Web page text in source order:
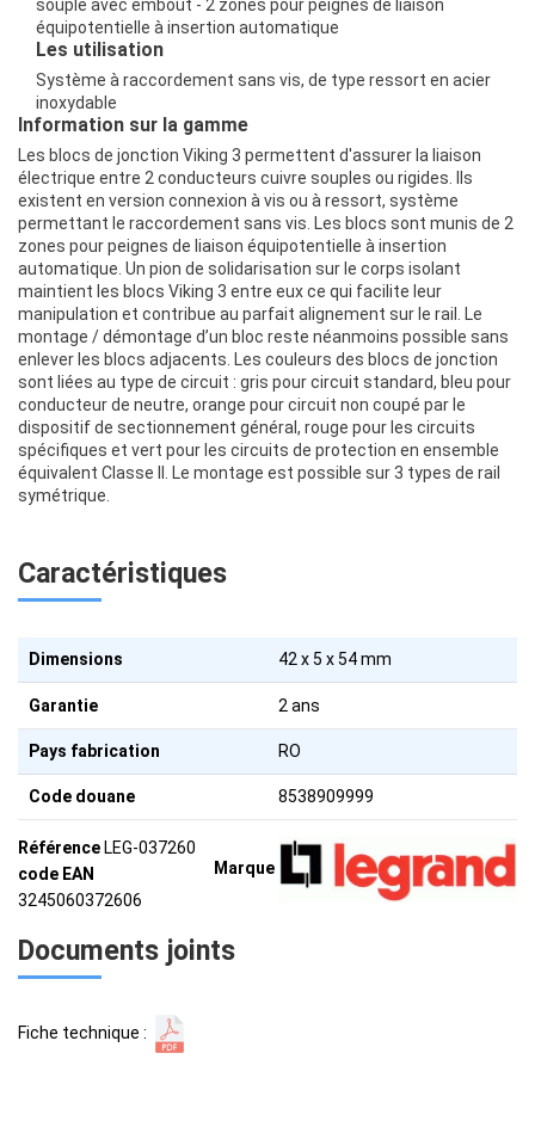
souple avec embout - 2 zones pour peignes de liaison
équipotentielle à insertion automatique
Les utilisation
Système à raccordement sans vis, de type ressort en acier
inoxydable
Information sur la gamme
Les blocs de jonction Viking 3 permettent d'assurer la liaison
électrique entre 2 conducteurs cuivre souples ou rigides. Ils
existent en version connexion à vis ou à ressort, système
permettant le raccordement sans vis. Les blocs sont munis de 2
zones pour peignes de liaison équipotentielle à insertion
automatique. Un pion de solidarisation sur le corps isolant
maintient les blocs Viking 3 entre eux ce qui facilite leur
manipulation et contribue au parfait alignement sur le rail. Le
montage / démontage d’un bloc reste néanmoins possible sans
enlever les blocs adjacents. Les couleurs des blocs de jonction
sont liées au type de circuit : gris pour circuit standard, bleu pour
conducteur de neutre, orange pour circuit non coupé par le
dispositif de sectionnement général, rouge pour les circuits
spécifiques et vert pour les circuits de protection en ensemble
équivalent Classe II. Le montage est possible sur 3 types de rail
symétrique.
Caractéristiques
Dimensions 42 x 5 x 54 mm
Garantie 2 ans
Pays fabrication RO
Code douane 8538909999
Marque
Référence LEG-037260
code EAN
3245060372606
Documents joints
Fiche technique :